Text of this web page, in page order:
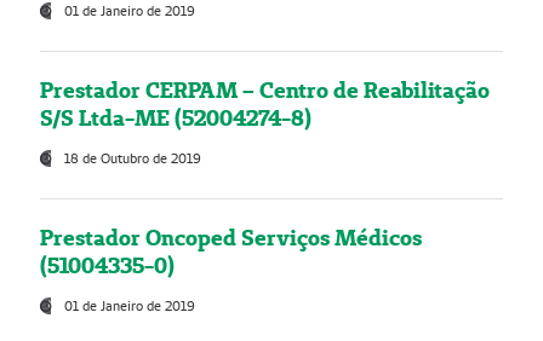
01 de Janeiro de 2019
Prestador CERPAM – Centro de Reabilitação
S/S Ltda-ME (52004274-8)
18 de Outubro de 2019
Prestador Oncoped Serviços Médicos
(51004335-0)
01 de Janeiro de 2019